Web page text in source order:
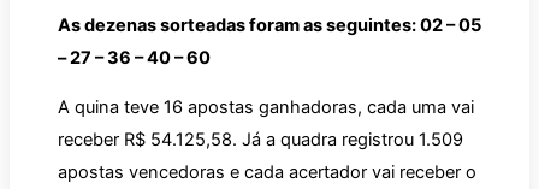
As dezenas sorteadas foram as seguintes: 02 – 05
– 27 – 36 – 40 – 60
A quina teve 16 apostas ganhadoras, cada uma vai
receber R$ 54.125,58. Já a quadra registrou 1.509
apostas vencedoras e cada acertador vai receber o